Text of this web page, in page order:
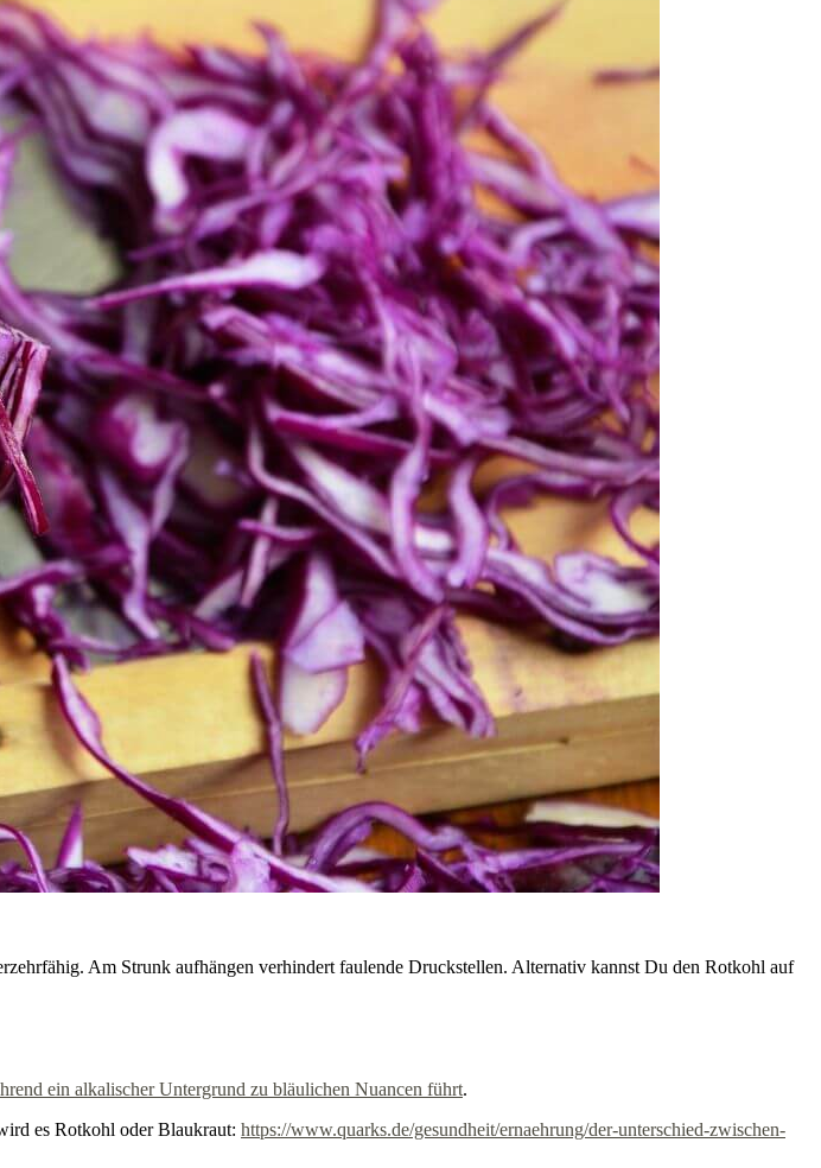
Am Strunk aufhängen verhindert faulende Druckstellen. Alternativ kannst Du den Rotkohl auf
ein alkalischer Untergrund zu bläulichen Nuancen führt.
es Rotkohl oder Blaukraut: https://www.quarks.de/gesundheit/ernaehrung/der-unterschied-zwischen-